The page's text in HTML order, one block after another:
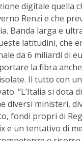
digitale quella
Renzi e che
Banda larga e
latitudini, che
da 6 miliardi di
la fibra
Il tutto con
“L’Italia si dota
diversi ministeri,
fondi propri di
e un tentativo di